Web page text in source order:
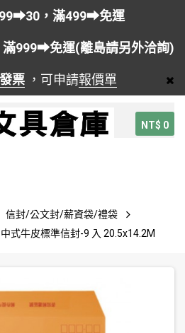
，滿499➡免運
滿999➡免運(離島請另外洽詢)
票 ，可申請報價單
NT$ 0
信封/公文封/薪資袋/禮袋
式牛皮標準信封-9 入 20.5x14.2M